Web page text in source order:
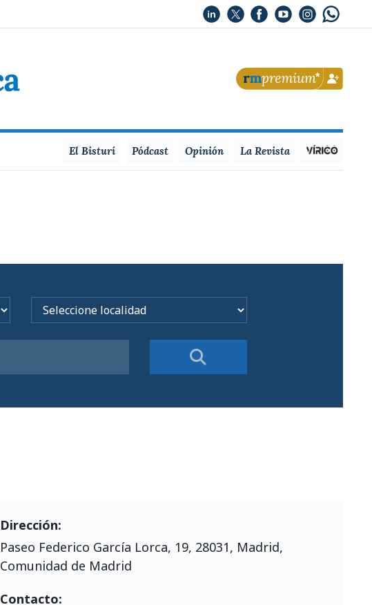
El Bisturí Pódcast Opinión La Revista
Dirección:
Paseo Federico García Lorca, 19, 28031, Madrid,
Comunidad de Madrid
Contacto: